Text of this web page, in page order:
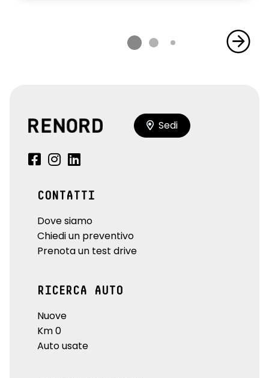
Sedi
CONTATTI
Dove siamo
Chiedi un preventivo
Prenota un test drive
RICERCA AUTO
Nuove
Km 0
Auto usate